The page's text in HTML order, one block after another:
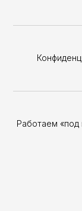
Работаем «под